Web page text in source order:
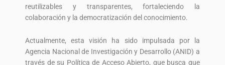
reutilizables y transparentes, fortaleciendo la
colaboración y la democratización del conocimiento.
Actualmente, esta visión ha sido impulsada por la
Agencia Nacional de Investigación y Desarrollo (ANID) a
través de su Política de Acceso Abierto, que busca que